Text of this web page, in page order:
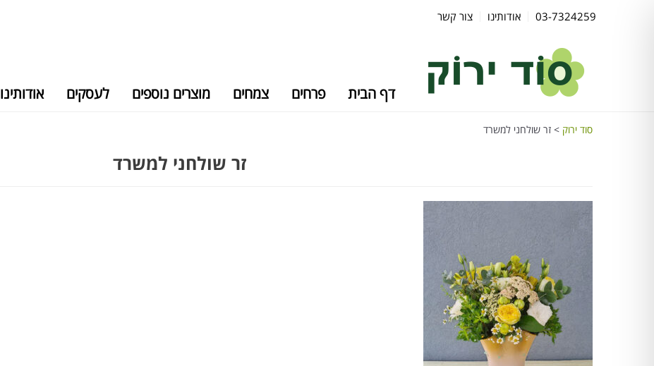
03-7324259 אודותינו צור קשר
דף הבית פרחים צמחים מוצרים נוספים לעסקים אודותינו
סוד ירוק > זר שולחני למשרד
זר שולחני למשרד